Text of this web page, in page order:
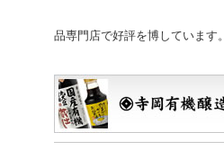
品専門店で好評を博しています。